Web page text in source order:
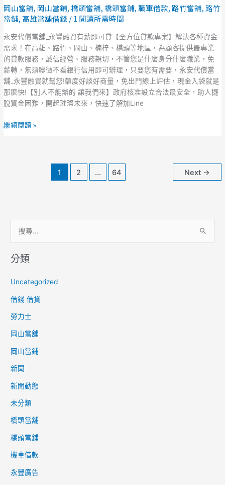
貸
款
專
案】
岡山當舖, 岡山當鋪,橋頭當舖,橋頭當鋪,職軍借款,路竹當舖,路竹
當鋪, 高雄當舖借錢 /1 閱讀所需時間
永安代償當舖_永豐融資有薪即可貸【全方位貸款專案】解決各種資金
需求！在高雄、路竹、岡山、楠梓、橋頭等地區，為顧客提供最專業
的貸款服務，誠信經營、服務親切，不管您是什麼身分什麼職業，免
薪轉，無須聯徵不看銀行信用即可辦理，只要您有需要，永安代償當
舖_永豐融資就幫您!額度好談好商量，免出門線上評估，現金入袋就是
那麼快!【別人不能辦的 讓我們來】政府核准設立合法最安全，助人擺
脫資金困難，開起璀璨未來，快速了解加Line
償
當
舖
_
永
豐
融
資
有
即
案】
繼續閱讀 »
1 2 ... 64 Next →
關
鍵
字
:
分類
Uncategorized
借錢 借貸
勞力士
岡山當舖
岡山當鋪
新聞
新聞動態
未分類
橋頭當舖
橋頭當鋪
機車借款
永豐廣告